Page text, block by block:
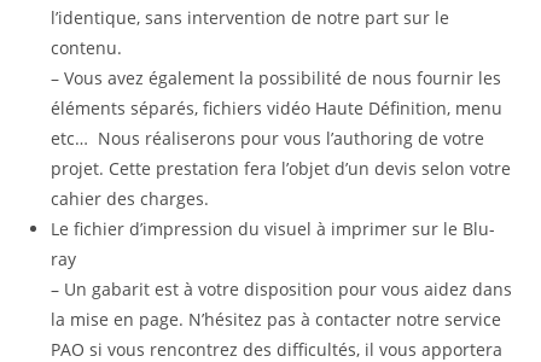
l’identique, sans intervention de notre part sur le
contenu.
– Vous avez également la possibilité de nous fournir les
éléments séparés, fichiers vidéo Haute Définition, menu
etc… Nous réaliserons pour vous l’authoring de votre
projet. Cette prestation fera l’objet d’un devis selon votre
cahier des charges.
Le fichier d’impression du visuel à imprimer sur le Blu-
ray
– Un gabarit est à votre disposition pour vous aidez dans
la mise en page. N’hésitez pas à contacter notre service
PAO si vous rencontrez des difficultés, il vous apportera